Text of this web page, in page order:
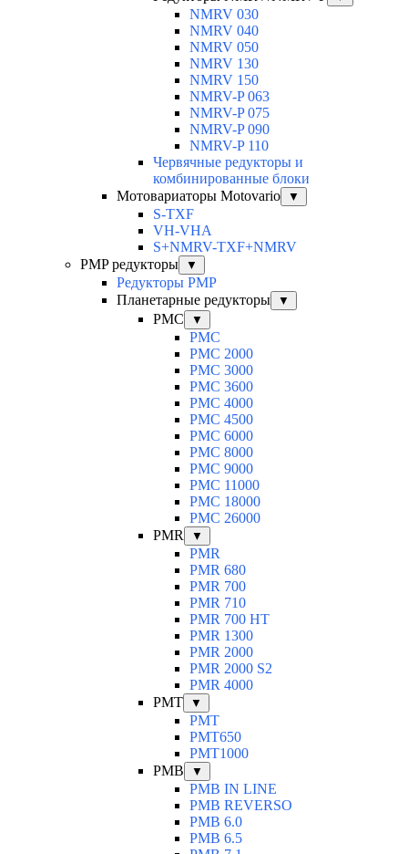
NMRV 030
NMRV 040
NMRV 050
NMRV 130
NMRV 150
NMRV-P 063
NMRV-P 075
NMRV-P 090
NMRV-P 110
Червячные редукторы и
комбинированные блоки
Мотовариаторы Motovario
▼
S-TXF
VH-VHA
S+NMRV-TXF+NMRV
PMP редукторы
▼
Редукторы PMP
Планетарные редукторы
▼
PMC ▼
PMC
PMC 2000
PMC 3000
PMC 3600
PMC 4000
PMC 4500
PMC 6000
PMC 8000
PMC 9000
PMC 11000
PMC 18000
PMC 26000
PMR
▼
PMR
PMR 680
PMR 700
PMR 710
PMR 700 HT
PMR 1300
PMR 2000
PMR 2000 S2
PMR 4000
PMT
▼
PMT
PMT650
PMT1000
PMB
▼
PMB IN LINE
PMB REVERSO
PMB 6.0
PMB 6.5